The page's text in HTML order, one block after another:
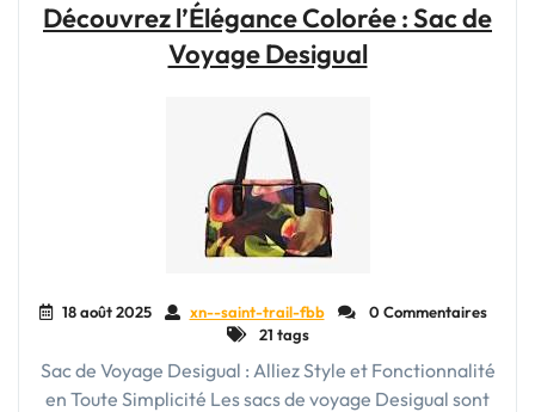
à
Dos
Compagnon
Idéal
pour
Explorer
Monde"
Découvrez l’Élégance Colorée : Sac de
Voyage Desigual
18 août 2025 xn--saint-trail-fbb
0 Commentaires
21 tags
Sac de Voyage Desigual : Alliez Style et Fonctionnalité
en Toute Simplicité Les sacs de voyage Desigual sont